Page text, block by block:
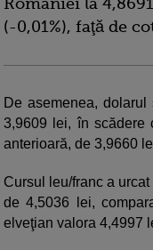
României la
(-0,01%), faţă de
De asemenea,
3,9609 lei, în scădere
anterioară, de 3,9660
Cursul leu/franc a
de 4,5036 lei,
elveţian valora 4,4997